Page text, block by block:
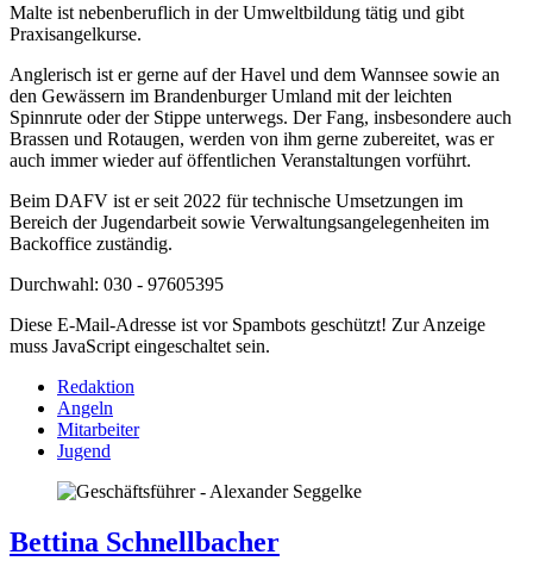
Malte ist nebenberuflich in der Umweltbildung tätig und gibt
Praxisangelkurse.
Anglerisch ist er gerne auf der Havel und dem Wannsee sowie an
den Gewässern im Brandenburger Umland mit der leichten
Spinnrute oder der Stippe unterwegs. Der Fang, insbesondere auch
Brassen und Rotaugen, werden von ihm gerne zubereitet, was er
auch immer wieder auf öffentlichen Veranstaltungen vorführt.
Beim DAFV ist er seit 2022 für technische Umsetzungen im
Bereich der Jugendarbeit sowie Verwaltungsangelegenheiten im
Backoffice zuständig.
Durchwahl: 030 - 97605395
Diese E-Mail-Adresse ist vor Spambots geschützt! Zur Anzeige
muss JavaScript eingeschaltet sein.
Redaktion
Angeln
Mitarbeiter
Jugend
Bettina Schnellbacher